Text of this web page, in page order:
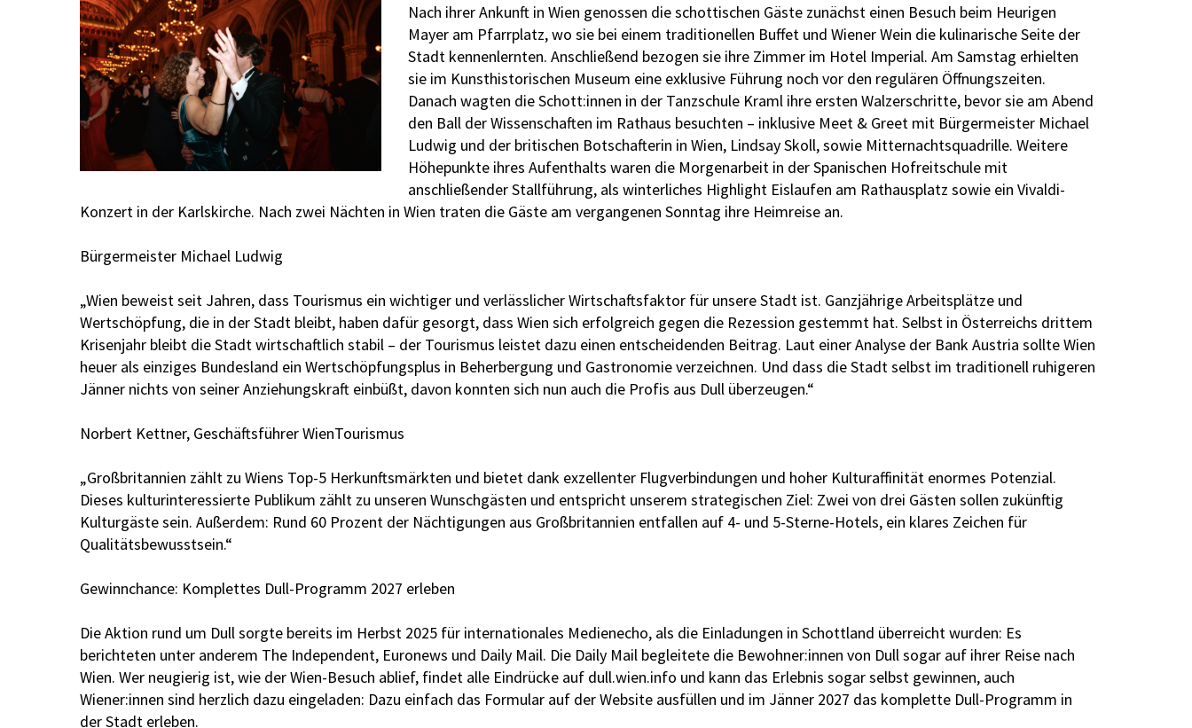
Nach ihrer Ankunft in Wien genossen die schottischen Gäste zunächst einen Besuch beim Heurigen
Mayer am Pfarrplatz, wo sie bei einem traditionellen Buffet und Wiener Wein die kulinarische Seite der
Stadt kennenlernten. Anschließend bezogen sie ihre Zimmer im Hotel Imperial. Am Samstag erhielten
sie im Kunsthistorischen Museum eine exklusive Führung noch vor den regulären Öffnungszeiten.
Danach wagten die Schott:innen in der Tanzschule Kraml ihre ersten Walzerschritte, bevor sie am Abend
den Ball der Wissenschaften im Rathaus besuchten – inklusive Meet & Greet mit Bürgermeister Michael
Ludwig und der britischen Botschafterin in Wien, Lindsay Skoll, sowie Mitternachtsquadrille. Weitere
Höhepunkte ihres Aufenthalts waren die Morgenarbeit in der Spanischen Hofreitschule mit
anschließender Stallführung, als winterliches Highlight Eislaufen am Rathausplatz sowie ein Vivaldi-
Konzert in der Karlskirche. Nach zwei Nächten in Wien traten die Gäste am vergangenen Sonntag ihre Heimreise an.
Bürgermeister Michael Ludwig
„Wien beweist seit Jahren, dass Tourismus ein wichtiger und verlässlicher Wirtschaftsfaktor für unsere Stadt ist. Ganzjährige Arbeitsplätze und
Wertschöpfung, die in der Stadt bleibt, haben dafür gesorgt, dass Wien sich erfolgreich gegen die Rezession gestemmt hat. Selbst in Österreichs drittem
Krisenjahr bleibt die Stadt wirtschaftlich stabil – der Tourismus leistet dazu einen entscheidenden Beitrag. Laut einer Analyse der Bank Austria sollte Wien
heuer als einziges Bundesland ein Wertschöpfungsplus in Beherbergung und Gastronomie verzeichnen. Und dass die Stadt selbst im traditionell ruhigeren
Jänner nichts von seiner Anziehungskraft einbüßt, davon konnten sich nun auch die Profis aus Dull überzeugen.“
Norbert Kettner, Geschäftsführer WienTourismus
„Großbritannien zählt zu Wiens Top-5 Herkunftsmärkten und bietet dank exzellenter Flugverbindungen und hoher Kulturaffinität enormes Potenzial.
Dieses kulturinteressierte Publikum zählt zu unseren Wunschgästen und entspricht unserem strategischen Ziel: Zwei von drei Gästen sollen zukünftig
Kulturgäste sein. Außerdem: Rund 60 Prozent der Nächtigungen aus Großbritannien entfallen auf 4- und 5-Sterne-Hotels, ein klares Zeichen für
Qualitätsbewusstsein.“
Gewinnchance: Komplettes Dull-Programm 2027 erleben
Die Aktion rund um Dull sorgte bereits im Herbst 2025 für internationales Medienecho, als die Einladungen in Schottland überreicht wurden: Es
berichteten unter anderem The Independent, Euronews und Daily Mail. Die Daily Mail begleitete die Bewohner:innen von Dull sogar auf ihrer Reise nach
Wien. Wer neugierig ist, wie der Wien-Besuch ablief, findet alle Eindrücke auf dull.wien.info und kann das Erlebnis sogar selbst gewinnen, auch
Wiener:innen sind herzlich dazu eingeladen: Dazu einfach das Formular auf der Website ausfüllen und im Jänner 2027 das komplette Dull-Programm in
der Stadt erleben.